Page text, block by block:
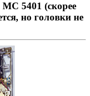
5401 (скорее
но головки не